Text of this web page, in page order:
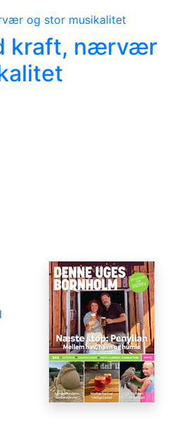
kraft, nærvær